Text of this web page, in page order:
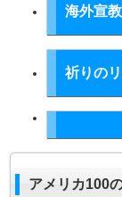
海外宣
祈りの
アメリカ100